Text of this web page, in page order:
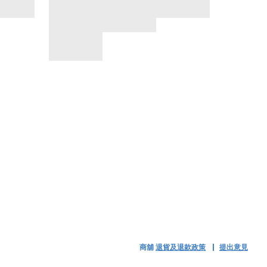
商舖退貨及退款政策 提出意見